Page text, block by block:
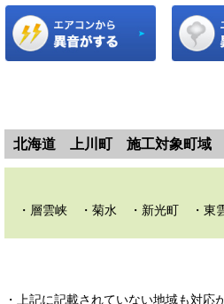
北海道 上川町 施工対象町域
・層雲峡 ・菊水 ・新光町 ・
・上記に記載されていない地域も対応